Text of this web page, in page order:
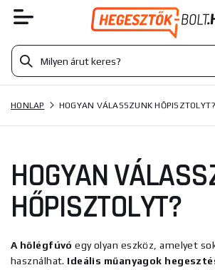
HONLAP HOGYAN VÁLASSZUNK HŐPISZTOLYT?
HOGYAN
HŐPISZTOLYT?
A hőlégfúvó egy olyan eszköz, amelyet
használhat. Ideális műanyagok